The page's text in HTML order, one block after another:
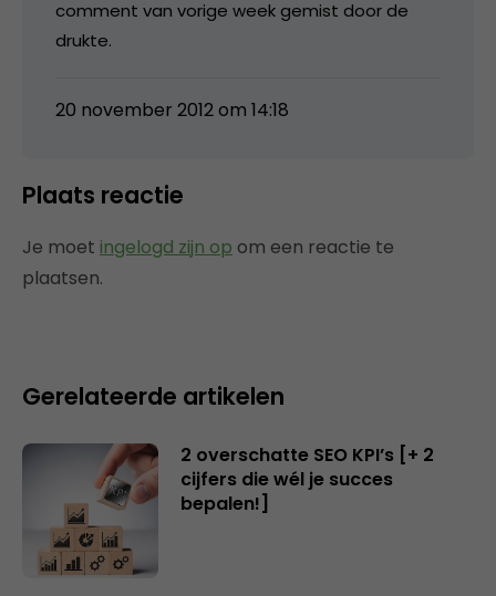
comment van vorige week gemist door de
drukte.
20 november 2012 om 14:18
Plaats reactie
Je moet ingelogd zijn op om een reactie te
plaatsen.
Gerelateerde artikelen
2 overschatte SEO KPI’s [+ 2
cijfers die wél je succes
bepalen!]